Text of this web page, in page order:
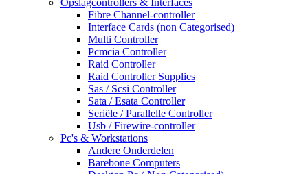
Fibre Channel-controller
Interface Cards (non Categorised)
Multi Controller
Pcmcia Controller
Raid Controller
Raid Controller Supplies
Sas / Scsi Controller
Sata / Esata Controller
Seriële / Parallelle Controller
Usb / Firewire-controller
Pc's & Workstations
Andere Onderdelen
Barebone Computers